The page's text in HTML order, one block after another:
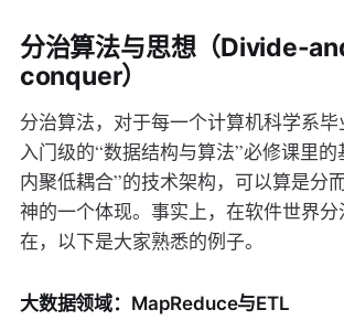
分治算法与思想（Divide-
conquer）
分治算法，对于每一个计算机科学系
入门级的“数据结构与算法”必修课里的
内聚低耦合”的技术架构，可以算是分
神的一个体现。事实上，在软件世界
在，以下是大家熟悉的例子。
大数据领域：MapReduce与ETL